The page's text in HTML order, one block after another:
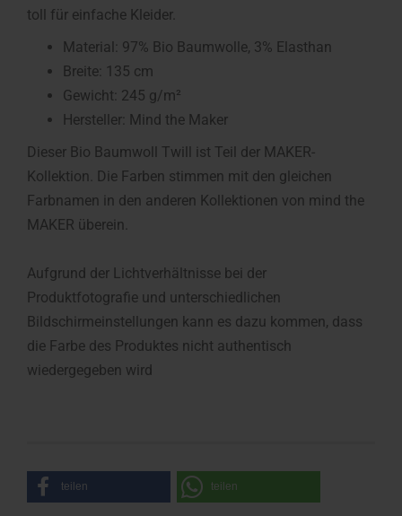
toll für einfache Kleider.
Material: 97% Bio Baumwolle, 3% Elasthan
Breite: 135 cm
Gewicht: 245 g/m²
Hersteller: Mind the Maker
Dieser Bio Baumwoll Twill ist Teil der MAKER-
Kollektion. Die Farben stimmen mit den gleichen
Farbnamen in den anderen Kollektionen von mind the
MAKER überein.
Aufgrund der Lichtverhältnisse bei der
Produktfotografie und unterschiedlichen
Bildschirmeinstellungen kann es dazu kommen, dass
die Farbe des Produktes nicht authentisch
wiedergegeben wird
teilen teilen